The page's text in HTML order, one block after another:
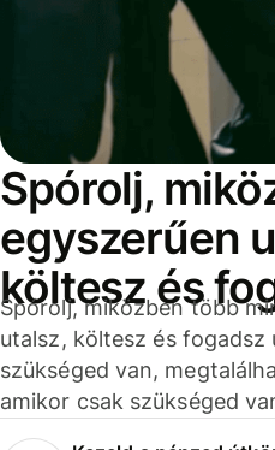
Spórolj,
egyszerűen
költesz és
Spórolj, miközben több
utalsz, költesz és
szükséged van,
amikor csak szükséged